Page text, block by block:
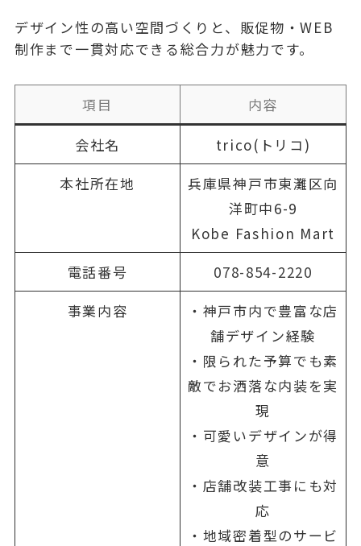
デザイン性の高い空間づくりと、販促物・WEB
制作まで一貫対応できる総合力が魅力です。
項目
内容
会社名
trico(トリコ)
本社所在地
兵庫県神戸市東灘区向
洋町中6-9
Kobe Fashion Mart
電話番号
078-854-2220
事業内容
・神戸市内で豊富な店
舗デザイン経験
・限られた予算でも素
敵でお洒落な内装を実
現
・可愛いデザインが得
意
・店舗改装工事にも対
応
・地域密着型のサービ